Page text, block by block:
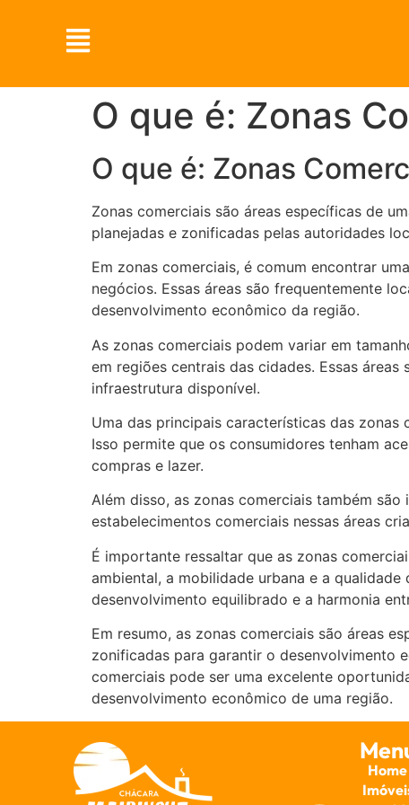
O que é: Zonas
O que é: Zonas
Zonas comerciais são áreas específicas de
planejadas e zonificadas pelas autoridades
Em zonas comerciais, é comum encontrar
negócios. Essas áreas são frequentemente
desenvolvimento econômico da região.
As zonas comerciais podem variar em
em regiões centrais das cidades. Essas
infraestrutura disponível.
Uma das principais características das
Isso permite que os consumidores tenham
compras e lazer.
Além disso, as zonas comerciais também
estabelecimentos comerciais nessas áreas
É importante ressaltar que as zonas
ambiental, a mobilidade urbana e a
desenvolvimento equilibrado e a harmonia
Em resumo, as zonas comerciais são áreas
zonificadas para garantir o desenvolvimento
comerciais pode ser uma excelente
desenvolvimento econômico de uma região.
Home